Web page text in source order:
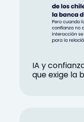
IA y
que exige la